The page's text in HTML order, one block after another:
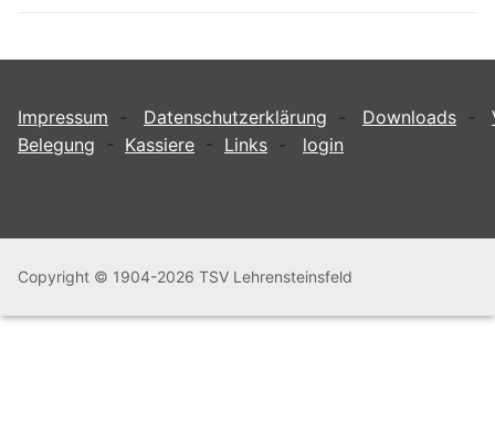
Impressum - Datenschutzerklärung - Downloads -
Belegung - Kassiere - Links - login
Copyright © 1904-2026 TSV Lehrensteinsfeld